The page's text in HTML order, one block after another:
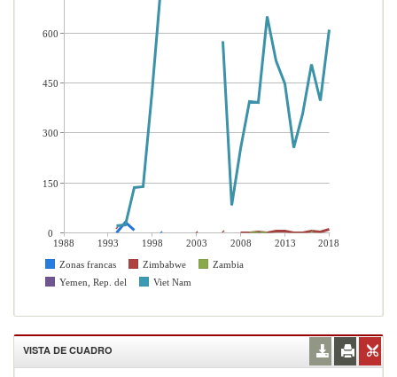
1988 1993 1998 2003 2008 2013
2018
Zonas francas
Zimbabwe
Zambia
Yemen, Rep. del
Viet Nam
600
450
300
150
0
VISTA DE CUADRO